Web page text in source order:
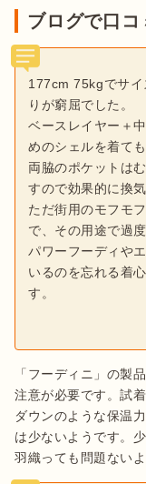
ブログで口コ
177cm 75kgでサ
りが窮屈でした。
ベースレイヤー＋
めのシェルを着て
両脇のポケットは
すので効果的に換気
ただ街用のモフモ
で、その用途で過
パワーフーディや
いるのを忘れる着
す。
「フーディニ」の製
注意が必要です。試
ダウンのような保温
は少ないようです。
羽織っても問題ないよ